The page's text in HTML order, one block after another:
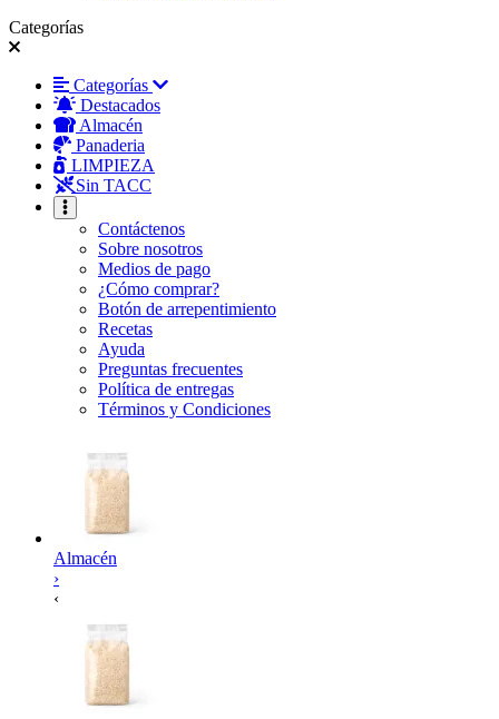
Categorías
Categorías
Destacados
Almacén
Panaderia
LIMPIEZA
Sin TACC
Contáctenos
Sobre nosotros
Medios de pago
¿Cómo comprar?
Botón de arrepentimiento
Recetas
Ayuda
Preguntas frecuentes
Política de entregas
Términos y Condiciones
Almacén
›
‹